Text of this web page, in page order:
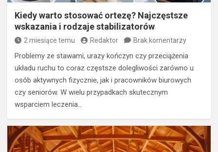
Kiedy warto stosować ortezę? Najczęstsze
wskazania i rodzaje stabilizatorów
2 miesiące temu Redaktor Brak komentarzy
Problemy ze stawami, urazy kończyn czy przeciążenia
układu ruchu to coraz częstsze dolegliwości zarówno u
osób aktywnych fizycznie, jak i pracowników biurowych
czy seniorów. W wielu przypadkach skutecznym
wsparciem leczenia…